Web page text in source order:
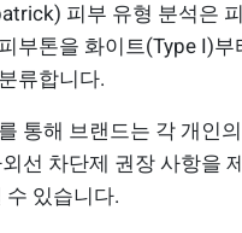
피부 유형 분석은
부톤을 화이트(Type I)
류합니다.
통해 브랜드는 각 개인
선 차단제 권장 사항을
수 있습니다.